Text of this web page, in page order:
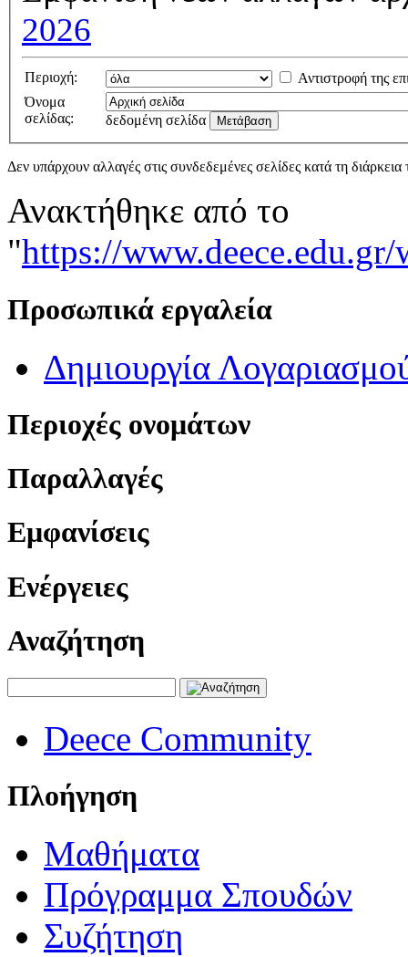
2026
Περιοχή:
Αντιστροφή της
Όνομα
σελίδας:
δεδομένη σελίδα
Δεν υπάρχουν αλλαγές στις συνδεδεμένες σελίδες κατά τη
Ανακτήθηκε από το
"https://
Προσωπικά εργαλεία
Δημιουργία
Περιοχές ονομάτων
Παραλλαγές
Εμφανίσεις
Ενέργειες
Αναζήτηση
Deece Community
Πλοήγηση
Μαθήματα
Πρόγραμμα Σπουδών
Συζήτηση